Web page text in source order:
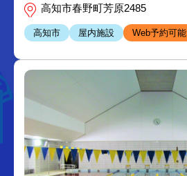
高知市春野町芳原2485
高知市 屋内施設 Web予約可能